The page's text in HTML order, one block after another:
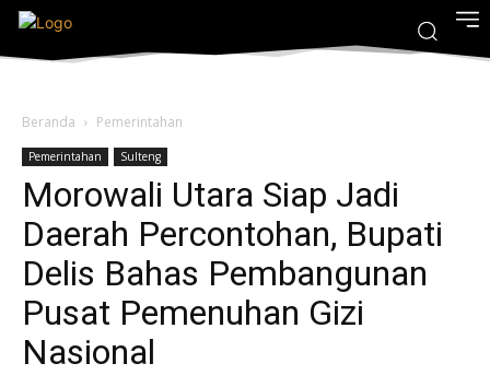
Beranda Pemerintahan
Pemerintahan Sulteng
Morowali Utara Siap Jadi
Daerah Percontohan, Bupati
Delis Bahas Pembangunan
Pusat Pemenuhan Gizi
Nasional